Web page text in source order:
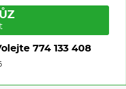
774 133 408